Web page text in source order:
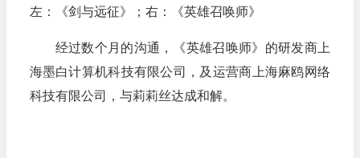
左：《剑与远征》；右：《英雄召唤师》
经过数个月的沟通，《英雄召唤师》的研发商上
海墨白计算机科技有限公司，及运营商上海麻鸥网络
科技有限公司，与莉莉丝达成和解。